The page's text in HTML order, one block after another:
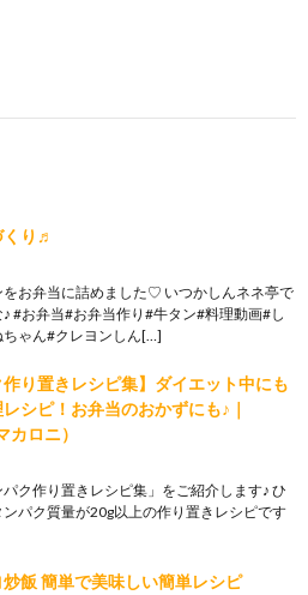
くり♬
をお弁当に詰めました♡ いつかしんネネ亭で
#お弁当#お弁当作り#牛タン#料理動画#し
ちゃん#クレヨンしん[…]
作り置きレシピ集】ダイエット中にも
シピ！お弁当のおかずにも♪｜
ロニ）
ク作り置きレシピ集」をご紹介します♪ ひ
ンパク質量が20g以上の作り置きレシピです
飯 簡単で美味しい簡単レシピ